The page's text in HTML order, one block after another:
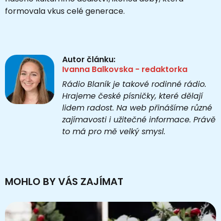
formovala vkus celé generace.
Autor článku:
Ivanna Balkovska - redaktorka
Rádio Blaník je takové rodinné rádio.
Hrajeme české písničky, které dělají
lidem radost. Na web přinášíme různé
zajímavosti i užitečné informace. Právě
to má pro mě velký smysl.
MOHLO BY VÁS ZAJÍMAT